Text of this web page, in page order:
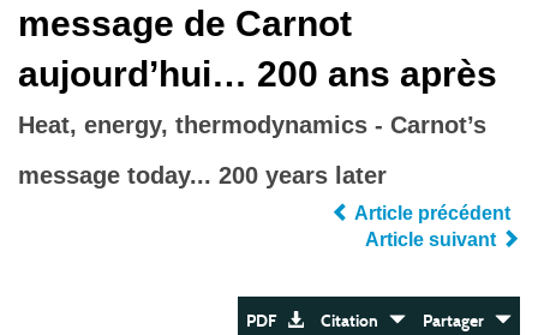
message de Carnot
aujourd’hui… 200 ans après
Heat, energy, thermodynamics - Carnot’s
message today... 200 years later
Article précédent
Article suivant
PDF Citation Partager